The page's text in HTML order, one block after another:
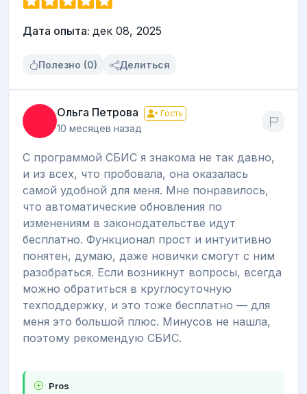
Дата опыта: дек 08, 2025
Полезно (0) Делиться
Ольга Петрова Гость
10 месяцев назад
С программой СБИС я знакома не так давно,
и из всех, что пробовала, она оказалась
самой удобной для меня. Мне понравилось,
что автоматические обновления по
изменениям в законодательстве идут
бесплатно. Функционал прост и интуитивно
понятен, думаю, даже новички смогут с ним
разобраться. Если возникнут вопросы, всегда
можно обратиться в круглосуточную
техподдержку, и это тоже бесплатно — для
меня это большой плюс. Минусов не нашла,
поэтому рекомендую СБИС.
Pros